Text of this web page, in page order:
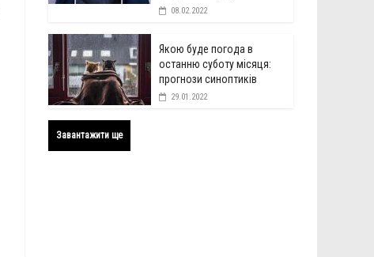
08.02.2022
Якою буде погода в
останню суботу місяця:
прогнози синоптиків
29.01.2022
Завантажити ще